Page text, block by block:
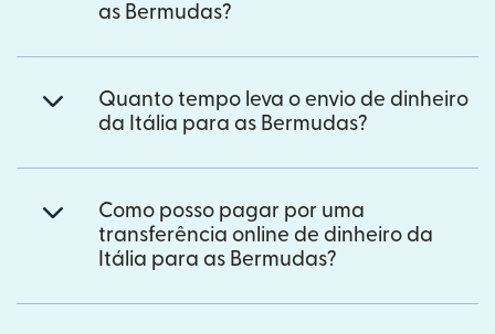
as Bermudas?
Quanto tempo leva o envio de dinheiro
da Itália para as Bermudas?
Como posso pagar por uma
transferência online de dinheiro da
Itália para as Bermudas?